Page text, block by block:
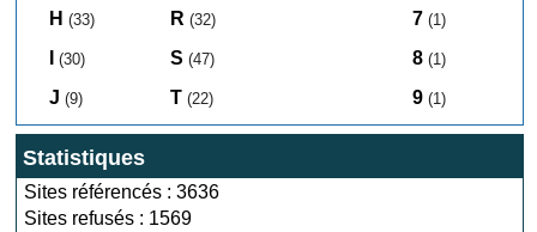
H (33)
(30)
J (9)
R (32)
S (47)
T (22)
7 (1)
8 (1)
9 (1)
Statistiques
Sites référencés : 3636
Sites refusés : 1569